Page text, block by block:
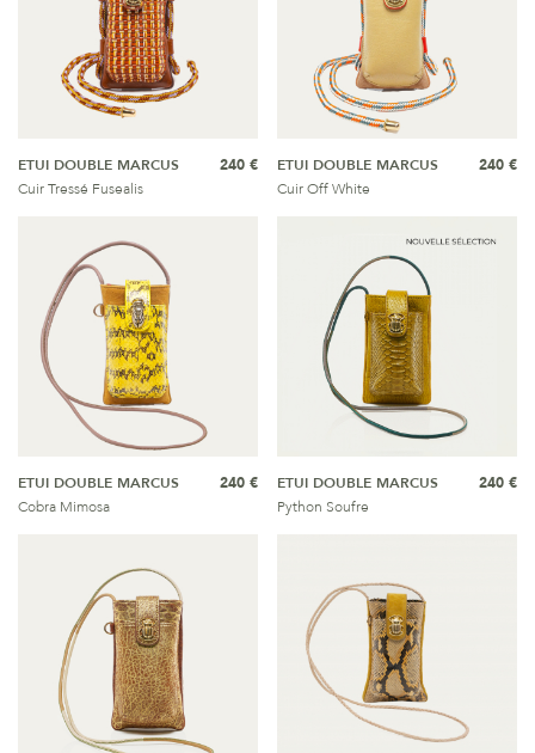
ETUI DOUBLE MARCUS
Cuir Tressé Fusealis
240 €
ETUI DOUBLE MARCUS
Cuir Off White
240 €
ETUI DOUBLE MARCUS
Cobra Mimosa
240 €
ETUI DOUBLE MARCUS
Python Soufre
240 €